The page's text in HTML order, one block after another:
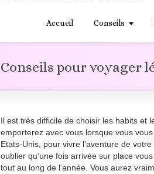
Accueil Conseils
Conseils pour voyager
Il est très difficile de choisir les habits et
emporterez avec vous lorsque vous
Etats-Unis, pour vivre l’aventure de
oublier qu’une fois arrivée sur place
tout au long de l’année. Vous aurez